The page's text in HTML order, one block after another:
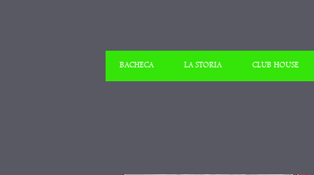
BACHECA LA STORIA CLUB HOUSE